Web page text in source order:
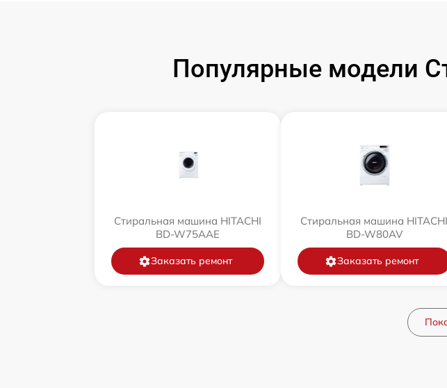
Популярные модели
Стиральная машина HITACHI
BD-W75AAE
Заказать ремонт
Стиральная машина HITACHI
BD-W80AV
Заказать ремонт